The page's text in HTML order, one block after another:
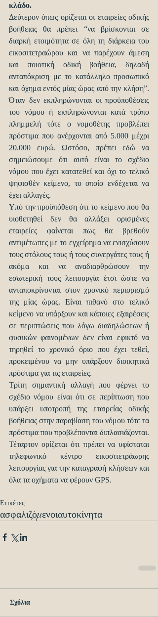
κλάδο.
Δεύτερον όπως ορίζεται οι εταιρείες οδικής
βοήθειας θα πρέπει “να βρίσκονται σε
διαρκή ετοιμότητα σε όλη τη διάρκεια του
εικοσιτετραώρου και να παρέχουν άμεση
και ποιοτική οδική βοήθεια, δηλαδή
ανταπόκριση με το κατάλληλο προσωπικό
και όχημα εντός μίας ώρας από την κλήση”.
Όταν δεν εκπληρώνονται οι προϋποθέσεις
του νόμου ή εκπληρώνονται κατά τρόπο
πλημμελή τότε ο νομοθέτης προβλέπει
πρόστιμα που ανέρχονται από 5.000 μέχρι
20.000 ευρώ. Ωστόσο, πρέπει εδώ να
σημειώσουμε ότι αυτό είναι το σχέδιο
νόμου που έχει κατατεθεί και όχι το τελικό
ψηφισθέν κείμενο, το οποίο ενδέχεται να
έχει αλλαγές.
Υπό την προϋπόθεση ότι το κείμενο που θα
υιοθετηθεί δεν θα αλλάξει ορισμένες
εταιρείες φαίνεται πως θα βρεθούν
αντιμέτωπες με το εγχείρημα να ενισχύσουν
τους στόλους τους ή τους συνεργάτες τους ή
ακόμα και να αναδιαρθρώσουν την
εσωτερική τους λειτουργία έτσι ώστε να
ανταποκρίνονται στον χρονικό περιορισμό
της μίας ώρας. Είναι πιθανό στο τελικό
κείμενο να υπάρξουν και κάποιες εξαιρέσεις
σε περιπτώσεις που λόγω διαδηλώσεων ή
φυσικών φαινομένων δεν είναι εφικτό να
τηρηθεί το χρονικό όριο που έχει τεθεί,
προκειμένου να μην υπάρξουν διοικητικά
πρόστιμα για τις εταιρείες.
Τρίτη σημαντική αλλαγή που φέρνει το
σχέδιο νόμου είναι ότι σε περίπτωση που
υπάρξει υποτροπή της εταιρείας οδικής
βοήθειας στην παραβίαση του νόμου τότε τα
πρόστιμα που προβλέπονται διπλασιάζονται.
Τέταρτον ορίζεται ότι πρέπει να υφίσταται
τηλεφωνικό κέντρο εικοσιτετράωρης
λειτουργίας για την καταγραφή κλήσεων και
όλα τα οχήματα να φέρουν GPS.
Ετικέτες:
ασφαλιζόμενοιαυτοκίνητα
Σχόλια